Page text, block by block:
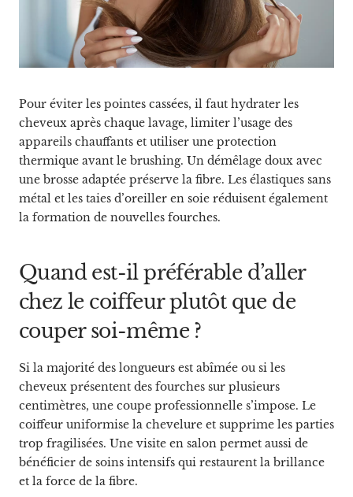
Pour éviter les pointes cassées, il faut hydrater les
cheveux après chaque lavage, limiter l’usage des
appareils chauffants et utiliser une protection
thermique avant le brushing. Un démêlage doux avec
une brosse adaptée préserve la fibre. Les élastiques sans
métal et les taies d’oreiller en soie réduisent également
la formation de nouvelles fourches.
Quand est-il préférable d’aller
chez le coiffeur plutôt que de
couper soi-même ?
Si la majorité des longueurs est abîmée ou si les
cheveux présentent des fourches sur plusieurs
centimètres, une coupe professionnelle s’impose. Le
coiffeur uniformise la chevelure et supprime les parties
trop fragilisées. Une visite en salon permet aussi de
bénéficier de soins intensifs qui restaurent la brillance
et la force de la fibre.